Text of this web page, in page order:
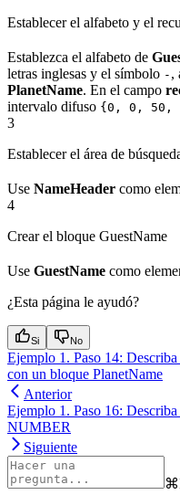
Establecer el alfabeto y el
Establezca el alfabeto de
letras inglesas y el símbolo - ,
PlanetName. En el campo
intervalo difuso {0, 0, 50,
3
Establecer el área de
Use NameHeader como
4
Crear el bloque GuestName
Use GuestName como
¿Esta página le ayudó?
Si No
Ejemplo 1. Paso 14:
con un bloque PlanetName
Anterior
Ejemplo 1. Paso 16:
NUMBER
Siguiente
⌘